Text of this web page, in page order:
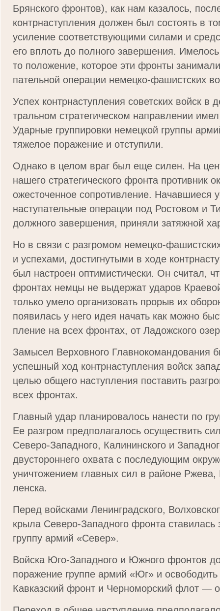
Брянского фронтов), как нам казалось,
контрнаступления должен был состоять в
усиление соответствующими силами и
его вплоть до полного завершения.
то положение, которое эти фронты
пательной операции немецко-фашистских
Успех контрнаступления советских войск в
тральном стратегическом направлении
Ударные группировки немецкой группы
тяжелое поражение и отступили.
Однако в целом враг был еще силен. На
нашего стратегического фронта противник
ожесточенное сопротивление. Начавшиеся
наступа­тельные операции под Ростовом и
долж­ного завершения, приняли затяжной
Но в связи с разгромом немецко-
и успехами, достигнутыми в ходе
был настроен оптимистически. Он считал,
фронтах немцы не выдержат ударов
только умело организовать прорыв их
появилась у него идея начать как можно
пление на всех фронтах, от Ладожского
Замысел Верховного Главнокомандования
успешный ход контрнаступления войск
целью общего наступления поставить
всех фронтах.
Главный удар планировалось нанести по
Ее разгром предполагалось осуществить
Северо-Западного, Калининского и
двустороннего охвата с последующим
уничтожением главных сил в районе
ленска.
Перед войсками Ленинградского,
крыла Северо-Западного фронта ставилась
группу армий «Север».
Войска Юго-Западного и Южного фронтов
поражение группе армий «Юг» и
Кавказский фронт и Черноморский флот —